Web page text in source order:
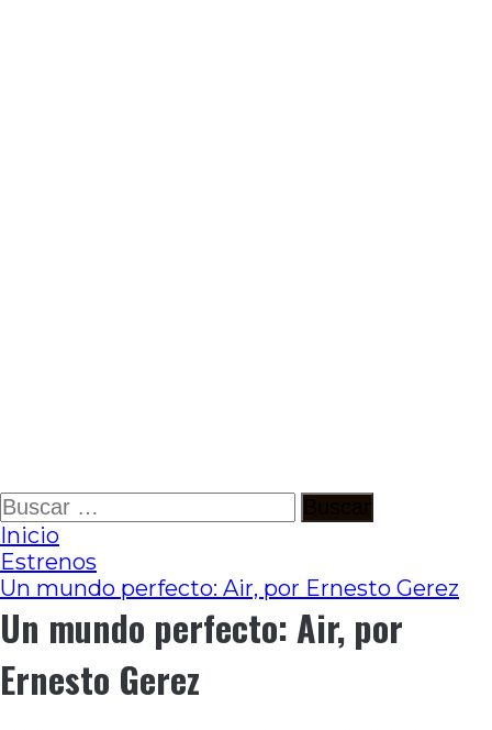
Ir
al
contenido
Buscar:
Inicio
Estrenos
Un mundo perfecto: Air, por Ernesto Gerez
Un mundo perfecto: Air, por
Ernesto Gerez